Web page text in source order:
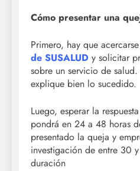
Cómo presentar una
Primero, hay que
de SUSALUD y solicitar
sobre un servicio de
explique bien lo sucedido.
Luego, esperar la
pondrá en 24 a 48 horas
presentado la queja y
investigación de entre 30
duración